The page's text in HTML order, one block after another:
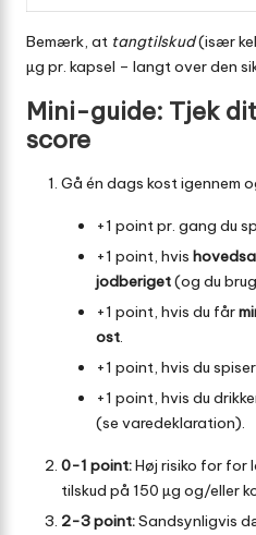
Bemærk, at tangtilskud(især
µg pr. kapsel – langt over den
Mini-guide: Tjek
score
Gå én dags kost igennem
+1 point pr. gang du
+1 point, hvis
jodberiget(og du
+1 point, hvis du får
ost.
+1 point, hvis du spiser
+1 point, hvis du
(se varedeklaration).
0-1 point:Høj risiko for for
tilskud på 150 µg og/eller
2-3 point:Sandsynligvis